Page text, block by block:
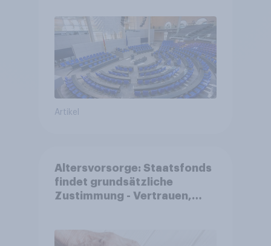
Artikel
Altersvorsorge: Staatsfonds
findet grundsätzliche
Zustimmung - Vertrauen,
Akzeptanz